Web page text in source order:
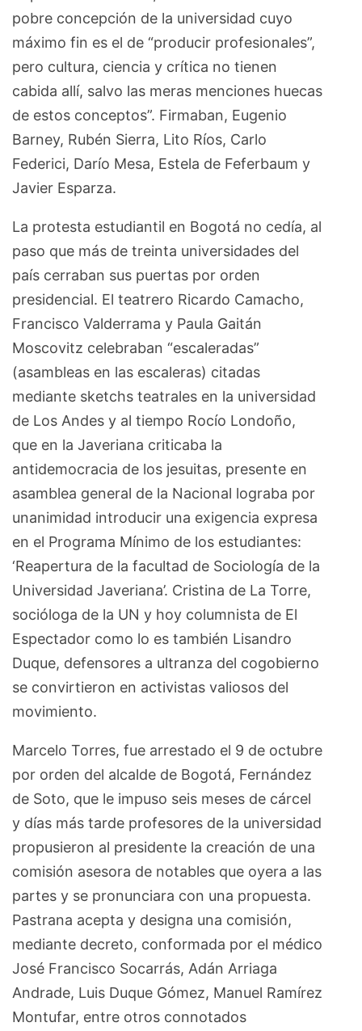
pobre concepción de la universidad cuyo
máximo fin es el de “producir profesionales”,
pero cultura, ciencia y crítica no tienen
cabida allí, salvo las meras menciones huecas
de estos conceptos”. Firmaban, Eugenio
Barney, Rubén Sierra, Lito Ríos, Carlo
Federici, Darío Mesa, Estela de Feferbaum y
Javier Esparza.
La protesta estudiantil en Bogotá no cedía, al
paso que más de treinta universidades del
país cerraban sus puertas por orden
presidencial. El teatrero Ricardo Camacho,
Francisco Valderrama y Paula Gaitán
Moscovitz celebraban “escaleradas”
(asambleas en las escaleras) citadas
mediante sketchs teatrales en la universidad
de Los Andes y al tiempo Rocío Londoño,
que en la Javeriana criticaba la
antidemocracia de los jesuitas, presente en
asamblea general de la Nacional lograba por
unanimidad introducir una exigencia expresa
en el Programa Mínimo de los estudiantes:
‘Reapertura de la facultad de Sociología de la
Universidad Javeriana’. Cristina de La Torre,
socióloga de la UN y hoy columnista de El
Espectador como lo es también Lisandro
Duque, defensores a ultranza del cogobierno
se convirtieron en activistas valiosos del
movimiento.
Marcelo Torres, fue arrestado el 9 de octubre
por orden del alcalde de Bogotá, Fernández
de Soto, que le impuso seis meses de cárcel
y días más tarde profesores de la universidad
propusieron al presidente la creación de una
comisión asesora de notables que oyera a las
partes y se pronunciara con una propuesta.
Pastrana acepta y designa una comisión,
mediante decreto, conformada por el médico
José Francisco Socarrás, Adán Arriaga
Andrade, Luis Duque Gómez, Manuel Ramírez
Montufar, entre otros connotados